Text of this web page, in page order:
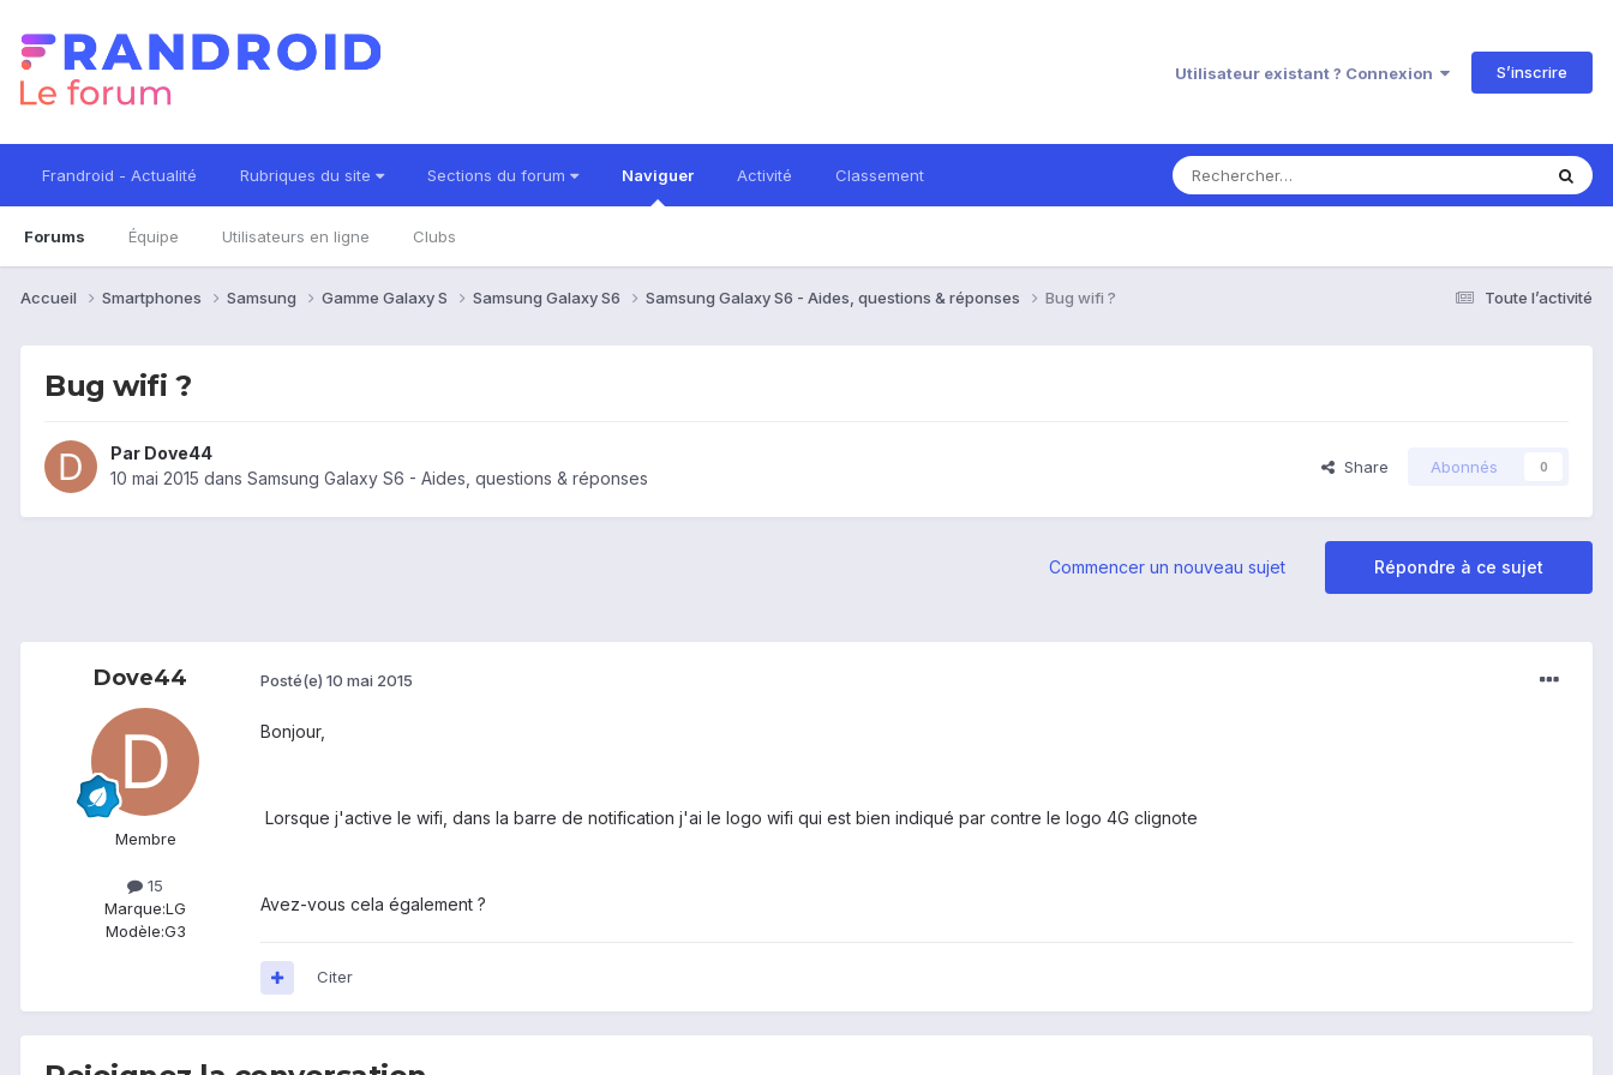
Utilisateur existant ? Connexion S’inscrire
Frandroid - Actualité Rubriques du site Sections du forum Naviguer
Forums Équipe Utilisateurs en ligne Clubs
Activité Classement
Toute l’activité
Accueil Smartphones Samsung Gamme Galaxy S Samsung Galaxy S6 Samsung Galaxy S6 - Aides, questions & réponses Bug wifi ?
Bug wifi ?
Par Dove44
10 mai 2015 dans Samsung Galaxy S6 - Aides, questions & réponses
Share Abonnés 0
Répondre à ce sujet
Commencer un nouveau sujet
Dove44
Membre
15
Marque:LG
Modèle:G3
Posté(e) 10 mai 2015
Bonjour,
Lorsque j'active le wifi, dans la barre de notification j'ai le logo wifi qui est bien indiqué par contre le logo 4G clignote
Avez-vous cela également ?
Citer